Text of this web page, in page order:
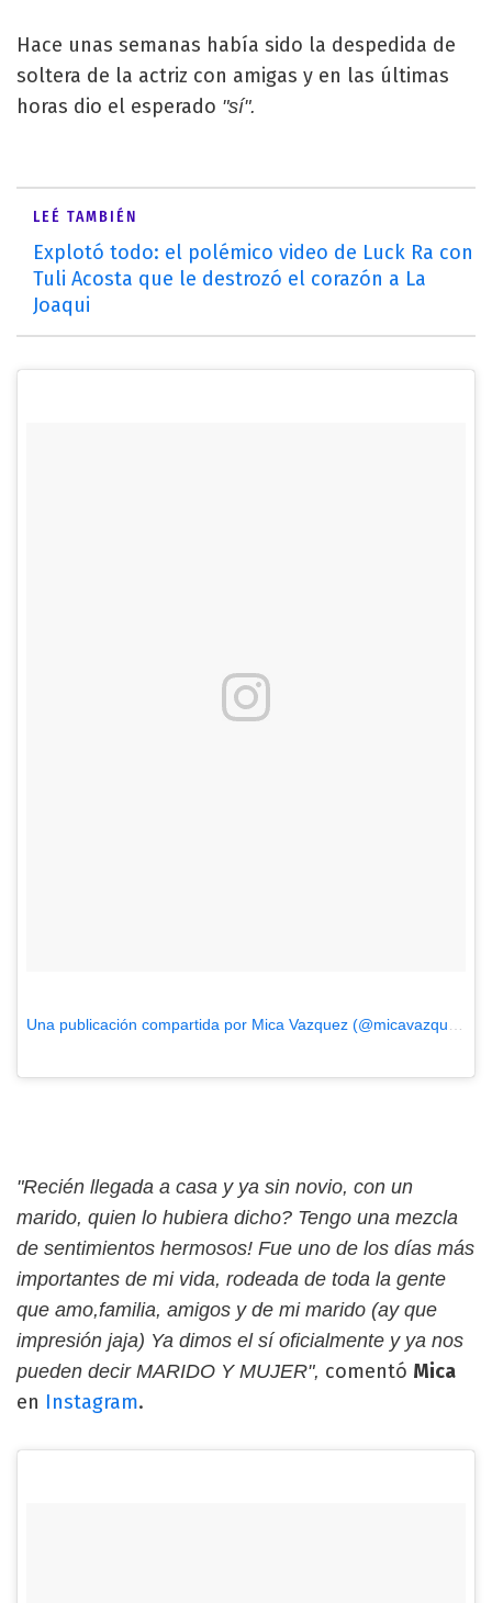
Hace unas semanas había sido la despedida de
soltera de la actriz con amigas y en las últimas
horas dio el esperado "sí".
LEÉ TAMBIÉN
Explotó todo: el polémico video de Luck Ra con
Tuli Acosta que le destrozó el corazón a La
Joaqui
"Recién llegada a casa y ya sin novio, con un
marido, quien lo hubiera dicho? Tengo una mezcla
de sentimientos hermosos! Fue uno de los días más
importantes de mi vida, rodeada de toda la gente
que amo,familia, amigos y de mi marido (ay que
impresión jaja) Ya dimos el sí oficialmente y ya nos
pueden decir MARIDO Y MUJER", comentó Mica
en Instagram.